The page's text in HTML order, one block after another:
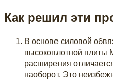
Как решил эти
В основе силовой
высокоплотной плиты
расширения
наоборот. Это